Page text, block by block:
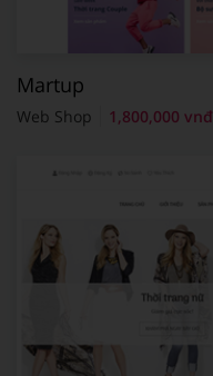
Martup
Web Shop 1,800,000 vnđ